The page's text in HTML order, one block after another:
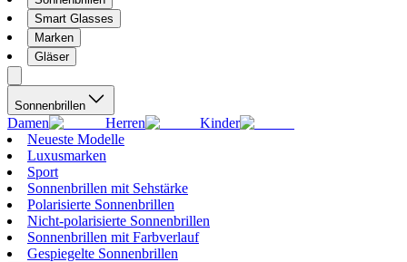
Smart Glasses
Marken
Gläser
Sonnenbrillen
Damen Herren
Kinder
Neueste Modelle
Luxusmarken
Sport
Sonnenbrillen mit Sehstärke
Polarisierte Sonnenbrillen
Nicht-polarisierte Sonnenbrillen
Sonnenbrillen mit Farbverlauf
Gespiegelte Sonnenbrillen